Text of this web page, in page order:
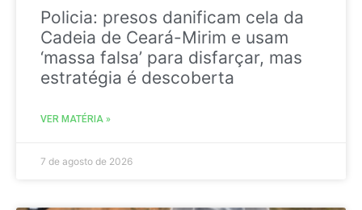
Policia: presos danificam cela da
Cadeia de Ceará-Mirim e usam
‘massa falsa’ para disfarçar, mas
estratégia é descoberta
VER MATÉRIA »
7 de agosto de 2026